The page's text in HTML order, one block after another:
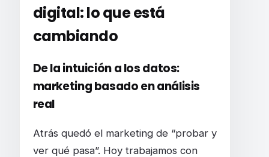
digital: lo que está
cambiando
De la intuición a los datos:
marketing basado en análisis
real
Atrás quedó el marketing de “probar y
ver qué pasa”. Hoy trabajamos con